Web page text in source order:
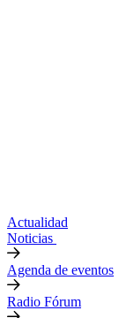
Actualidad
Noticias
Agenda de eventos
Radio Fórum